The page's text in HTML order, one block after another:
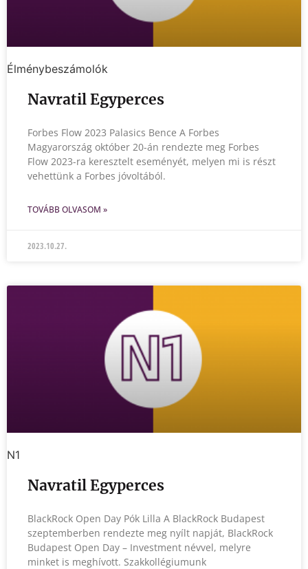
Élménybeszámolók
Navratil Egyperces
Forbes Flow 2023 Palasics Bence A Forbes
Magyarország október 20-án rendezte meg Forbes
Flow 2023-ra keresztelt eseményét, melyen mi is részt
vehettünk a Forbes jóvoltából.
TOVÁBB OLVASOM »
2023.10.27.
N1
Navratil Egyperces
BlackRock Open Day Pók Lilla A BlackRock Budapest
szeptemberben rendezte meg nyílt napját, BlackRock
Budapest Open Day – Investment névvel, melyre
minket is meghívott. Szakkollégiumunk